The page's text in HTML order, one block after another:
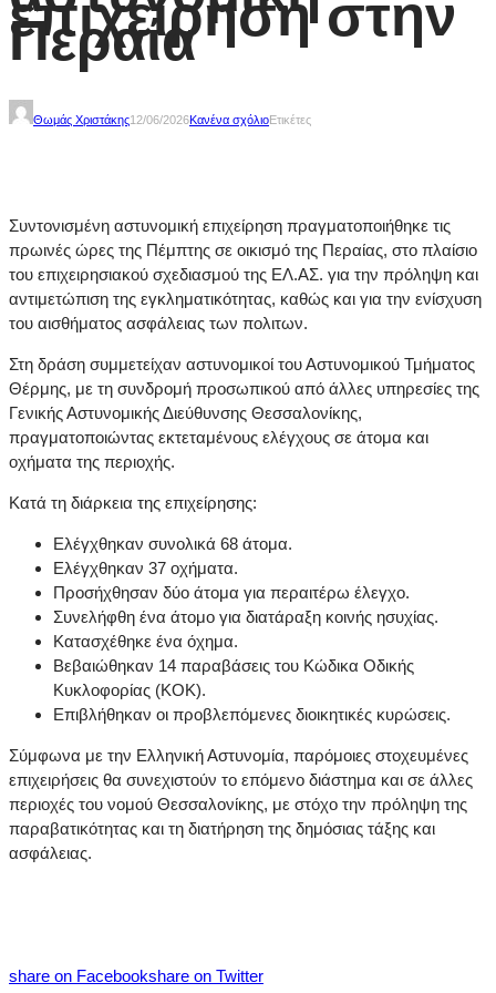
επιχείρηση στην
Περαία
Θωμάς Χριστάκης12/06/2026Κανένα σχόλιοΕτικέτες
Συντονισμένη αστυνομική επιχείρηση πραγματοποιήθηκε τις
πρωινές ώρες της Πέμπτης σε οικισμό της Περαίας, στο πλαίσιο
του επιχειρησιακού σχεδιασμού της ΕΛ.ΑΣ. για την πρόληψη και
αντιμετώπιση της εγκληματικότητας, καθώς και για την ενίσχυση
του αισθήματος ασφάλειας των πολιτων.
Στη δράση συμμετείχαν αστυνομικοί του Αστυνομικού Τμήματος
Θέρμης, με τη συνδρομή προσωπικού από άλλες υπηρεσίες της
Γενικής Αστυνομικής Διεύθυνσης Θεσσαλονίκης,
πραγματοποιώντας εκτεταμένους ελέγχους σε άτομα και
οχήματα της περιοχής.
Κατά τη διάρκεια της επιχείρησης:
Ελέγχθηκαν συνολικά 68 άτομα.
Ελέγχθηκαν 37 οχήματα.
Προσήχθησαν δύο άτομα για περαιτέρω έλεγχο.
Συνελήφθη ένα άτομο για διατάραξη κοινής ησυχίας.
Κατασχέθηκε ένα όχημα.
Βεβαιώθηκαν 14 παραβάσεις του Κώδικα Οδικής
Κυκλοφορίας (ΚΟΚ).
Επιβλήθηκαν οι προβλεπόμενες διοικητικές κυρώσεις.
Σύμφωνα με την Ελληνική Αστυνομία, παρόμοιες στοχευμένες
επιχειρήσεις θα συνεχιστούν το επόμενο διάστημα και σε άλλες
περιοχές του νομού Θεσσαλονίκης, με στόχο την πρόληψη της
παραβατικότητας και τη διατήρηση της δημόσιας τάξης και
ασφάλειας.
share on Facebookshare on Twitter